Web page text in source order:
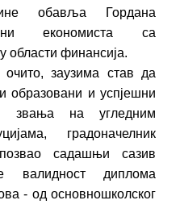
обавља Гордана
економиста са
области финансија.
заузима став да
образовани и успјешни
звања на угледним
градоначелник
садашњи сазив
валидност диплома
- од основношколског